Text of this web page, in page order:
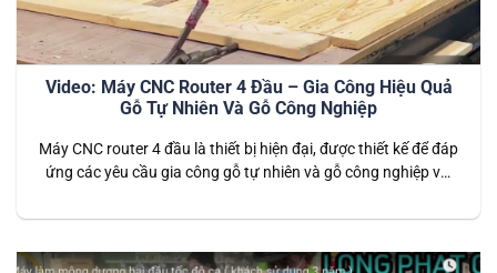
Video: Máy CNC Router 4 Đầu – Gia Công Hiệu Quả
Gỗ Tự Nhiên Và Gỗ Công Nghiệp
Máy CNC router 4 đầu là thiết bị hiện đại, được thiết kế để đáp
ứng các yêu cầu gia công gỗ tự nhiên và gỗ công nghiệp với
đồng thời trên bốn đầu cắt, máy mang lại hiệu suất vượt…